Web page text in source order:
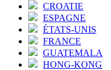
CROATIE
ESPAGNE
ÉTATS-UNIS
FRANCE
GUATEMALA
HONG-KONG